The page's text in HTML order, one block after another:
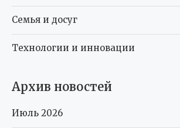
Семья и досуг
Технологии и инновации
Архив новостей
Июль 2026